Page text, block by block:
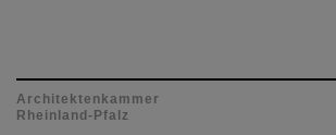
Architektenkammer
Rheinland-Pfalz